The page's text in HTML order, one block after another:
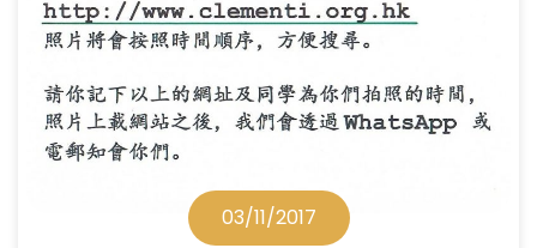
03/11/2017